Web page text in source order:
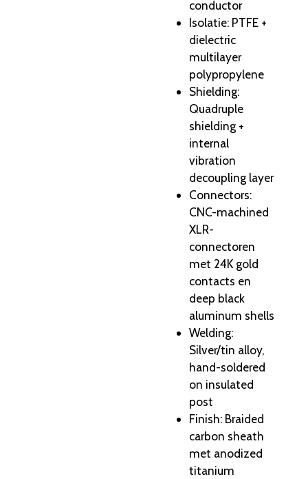
conductor
Isolatie: PTFE +
dielectric
multilayer
polypropylene
Shielding:
Quadruple
shielding +
internal
vibration
decoupling layer
Connectors:
CNC-machined
XLR-
connectoren
met 24K gold
contacts en
deep black
aluminum shells
Welding:
Silver/tin alloy,
hand-soldered
on insulated
post
Finish: Braided
carbon sheath
met anodized
titanium